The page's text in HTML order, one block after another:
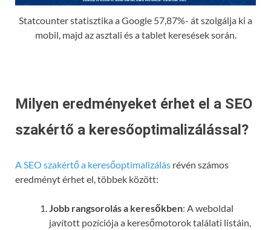
Statcounter statisztika a Google 57,87%- át szolgálja ki a
mobil, majd az asztali és a tablet keresések során.
Milyen eredményeket érhet el a SEO
szakértő a keresőoptimalizálással?
A SEO szakértő a keresőoptimalizálás révén számos
eredményt érhet el, többek között:
Jobb rangsorolás a keresőkben: A weboldal
javított pozíciója a keresőmotorok találati listáin,